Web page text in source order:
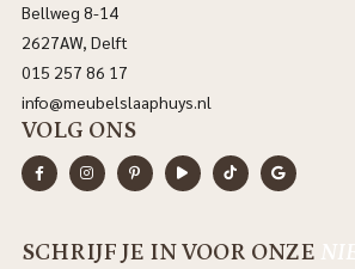
Bellweg 8-14
2627AW, Delft
015 257 86 17
info@meubelslaaphuys.nl
VOLG ONS
SCHRIJF JE IN VOOR ONZE